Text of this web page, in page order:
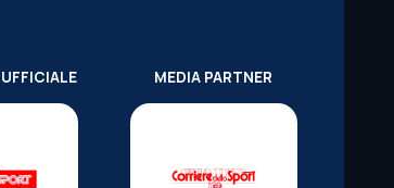
MEDIA PARTNER